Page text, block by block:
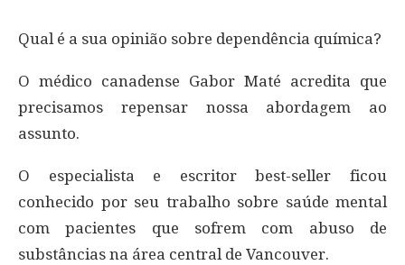
Qual é a sua opinião sobre dependência química?
O médico canadense Gabor Maté acredita que
precisamos repensar nossa abordagem ao
assunto.
O especialista e escritor best-seller ficou
conhecido por seu trabalho sobre saúde mental
com pacientes que sofrem com abuso de
substâncias na área central de Vancouver.